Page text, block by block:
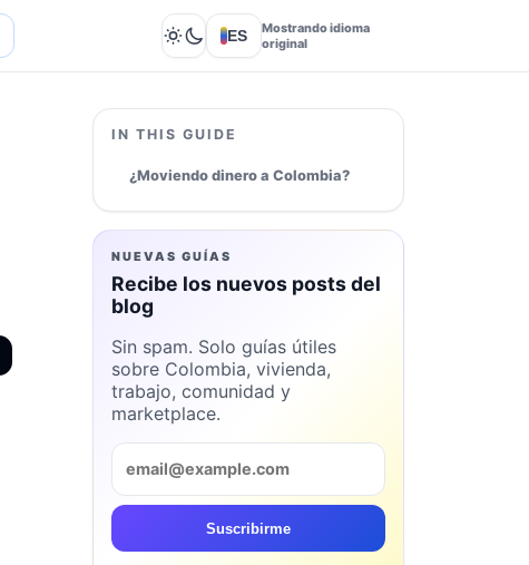
Lights out
ES
Mostrando idioma
original
IN THIS GUIDE
¿Moviendo dinero a Colombia?
NUEVAS GUÍAS
Recibe los nuevos posts del
blog
Sin spam. Solo guías útiles
sobre Colombia, vivienda,
trabajo, comunidad y
marketplace.
Suscribirme